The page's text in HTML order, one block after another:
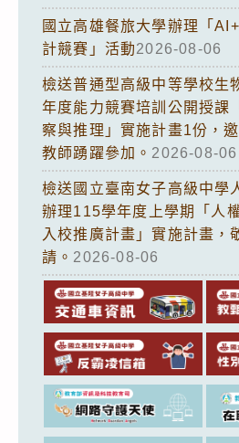
國立高雄餐旅大學辦理「
計競賽」活動2026-08-06
檢送普通型高級中等學校生
年度能力競賽培訓公開授課
察與推理」實施計畫1份，
教師踴躍參加。 2026-08-06
檢送國立臺南女子高級中學
辦理115學年度上學期「人
入校推廣計畫」實施計畫，
請。 2026-08-06